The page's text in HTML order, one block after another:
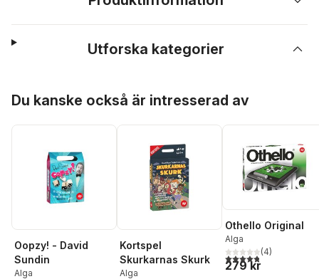
Utforska kategorier
Du kanske också är intresserad av
Oopzy! - David
Sundin
Alga
Kortspel
Skurkarnas Skurk
Alga
Othello Original
Alga
4,8utav 5 stjärnor.
(4)
279 kr